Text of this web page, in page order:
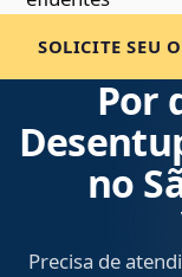
SOLICITE SEU
Por
no
Precisa de